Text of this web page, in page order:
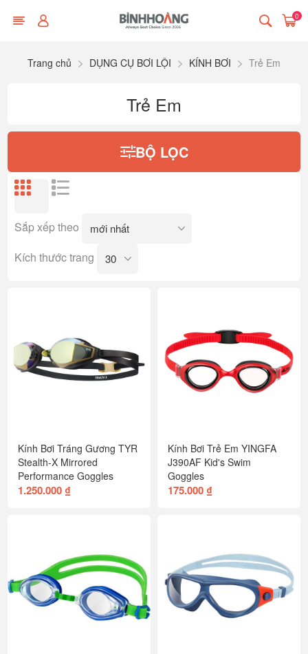
0
Trang chủ DỤNG CỤ BƠI LỘI KÍNH BƠI Trẻ Em
Trẻ Em
BỘ LỌC
Sắp xếp theo
Kích thước trang
Kính Bơi Tráng Gương TYR
Stealth-X Mirrored
Performance Goggles
1.250.000 ₫
Kính Bơi Trẻ Em YINGFA
J390AF Kid's Swim
Goggles
175.000 ₫